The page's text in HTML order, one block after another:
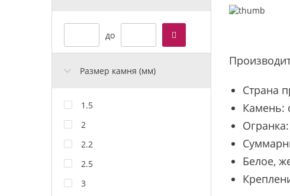
до
Размер камня (мм)
1.5
2
2.2
2.5
3
Страна
Камень:
Белое,